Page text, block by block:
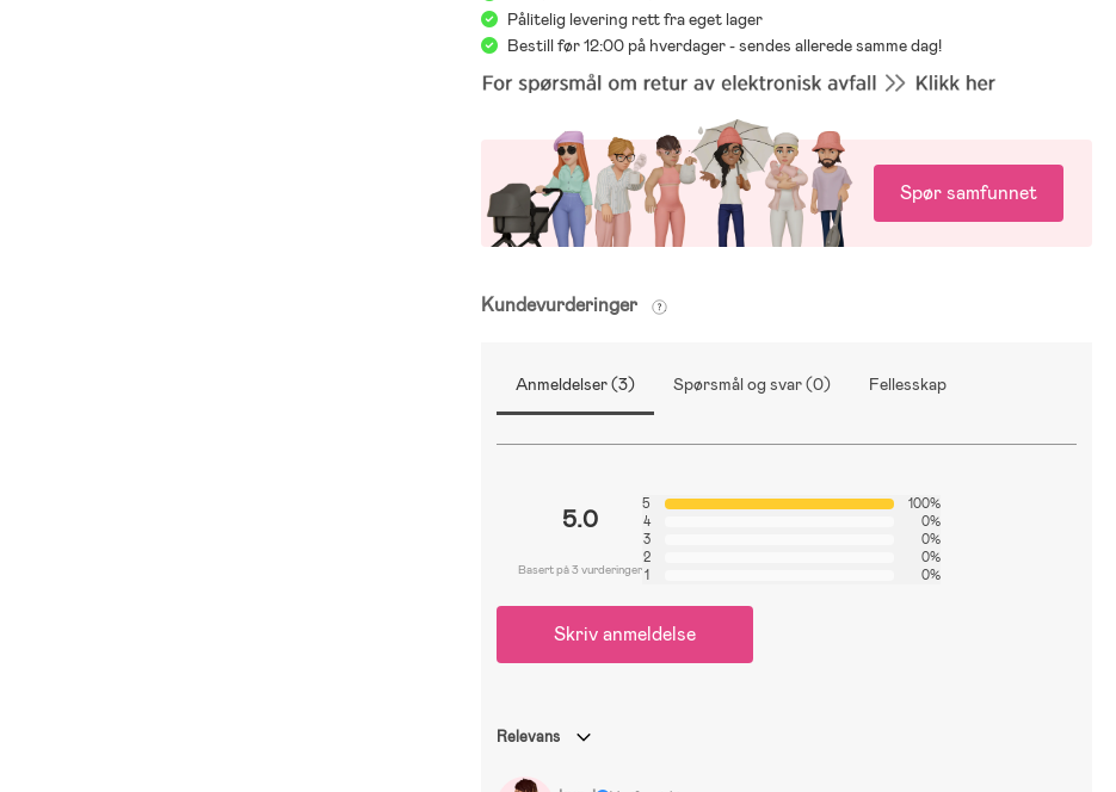
Pålitelig levering rett fra eget lager
Bestill før 12:00 på hverdager - sendes allerede samme dag!
Spør samfunnet
Kundevurderinger
Anmeldelser (3) Spørsmål og svar (0) Fellesskap
5.0
Basert på 3 vurderinger
5
100%
4
0%
3
0%
2
0%
1
0%
Skriv anmeldelse
Relevans